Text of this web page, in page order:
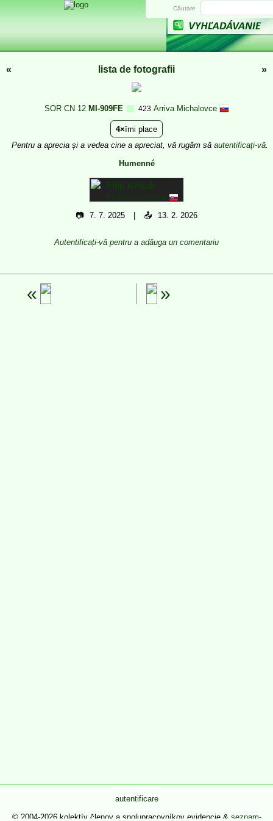
« lista de fotografii »
SOR CN 12 MI-909FE 423 Arriva Michalovce
4 îmi place
Pentru a aprecia și a vedea cine a apreciat, vă rugăm să autentificați-vă.
Humenné
Filip Kršiak
Považská Bystrica
📷 7. 7. 2025 📤 13. 2. 2026
Autentificați-vă pentru a adăuga un comentariu
Căutare
autentificare
© 2004-2026 kolektív členov a spolupracovníkov evidencie & seznam-